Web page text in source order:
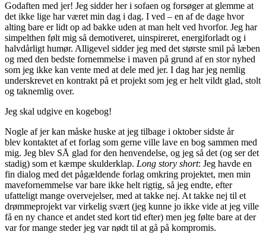
Godaften med jer! Jeg sidder her i sofaen og forsøger at glemme at
det ikke lige har været min dag i dag. I ved – en af de dage hvor
alting bare er lidt op ad bakke uden at man helt ved hvorfor. Jeg har
simpelthen følt mig så demotiveret, uinspireret, energiforladt og i
halvdårligt humør. Alligevel sidder jeg med det største smil på læben
og med den bedste fornemmelse i maven på grund af en stor nyhed
som jeg ikke kan vente med at dele med jer. I dag har jeg nemlig
underskrevet en kontrakt på et projekt som jeg er helt vildt glad, stolt
og taknemlig over.
Jeg skal udgive en kogebog!
Nogle af jer kan måske huske at jeg tilbage i oktober sidste år
blev kontaktet af et forlag som gerne ville lave en bog sammen med
mig. Jeg blev SÅ glad for den henvendelse, og jeg så det (og ser det
stadig) som et kæmpe skulderklap. Long story short: Jeg havde en
fin dialog med det pågældende forlag omkring projektet, men min
mavefornemmelse var bare ikke helt rigtig, så jeg endte, efter
ufatteligt mange overvejelser, med at takke nej. At takke nej til et
drømmeprojekt var virkelig svært (jeg kunne jo ikke vide at jeg ville
få en ny chance et andet sted kort tid efter) men jeg følte bare at der
var for mange steder jeg var nødt til at gå på kompromis.